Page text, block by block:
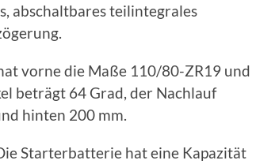
abschaltbares teilintegrales
vorne die Maße 110/80-ZR19 und
beträgt 64 Grad, der Nachlauf
hinten 200 mm.
Starterbatterie hat eine Kapazität